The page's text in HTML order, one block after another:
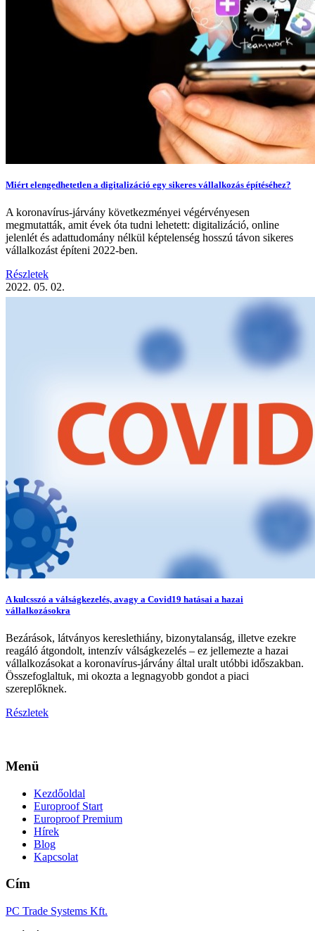
Miért elengedhetetlen a digitalizáció egy sikeres vállalkozás építéséhez?
A koronavírus-járvány következményei végérvényesen
megmutatták, amit évek óta tudni lehetett: digitalizáció, online
jelenlét és adattudomány nélkül képtelenség hosszú távon sikeres
vállalkozást építeni 2022-ben.
Részletek
2022. 05. 02.
A kulcsszó a válságkezelés, avagy a Covid19 hatásai a hazai
vállalkozásokra
Bezárások, látványos kereslethiány, bizonytalanság, illetve ezekre
reagáló átgondolt, intenzív válságkezelés – ez jellemezte a hazai
vállalkozásokat a koronavírus-járvány által uralt utóbbi időszakban.
Összefoglaltuk, mi okozta a legnagyobb gondot a piaci
szereplőknek.
Részletek
Menü
Kezdőoldal
Europroof Start
Europroof Premium
Hírek
Blog
Kapcsolat
Cím
PC Trade Systems Kft.